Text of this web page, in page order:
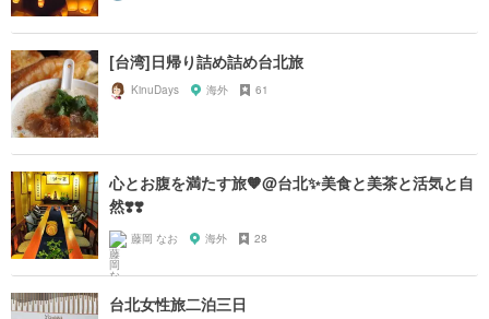
[台湾]日帰り詰め詰め台北旅
KinuDays 海外 61
心とお腹を満たす旅🧡@台北✨美食と美茶と活気と自
然❣️❣️
藤岡 なお 海外 28
台北女性旅二泊三日